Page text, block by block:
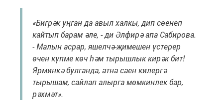
«Бигрәк уңган да авыл халкы, дип сөенеп
кайтып барам әле, - ди Әлфирә апа Сабирова.
- Малын асрар, яшелчә-җимешен үстерер
өчен күпме көч һәм тырышлык кирәк бит!
Ярминкә булганда, атна саен килергә
тырышам, сайлап алырга мөмкинлек бар,
рәхмәт».